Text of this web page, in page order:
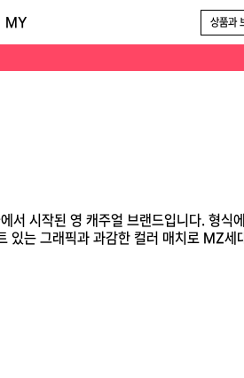
있습니다.
MY 상품과
작된 영 캐주얼 브랜드입니다. 형식에
있는 그래픽과 과감한 컬러 매치로 MZ세